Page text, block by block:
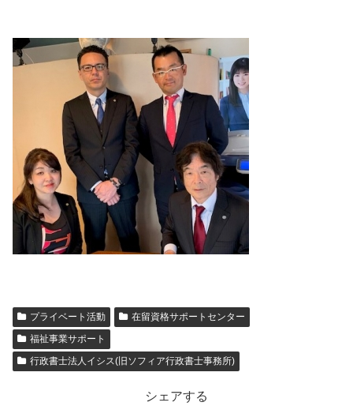
プライベート活動
在留資格サポートセンター
福祉事業サポート
行政書士法人イシス(旧ソフィア行政書士事務所)
シェアする